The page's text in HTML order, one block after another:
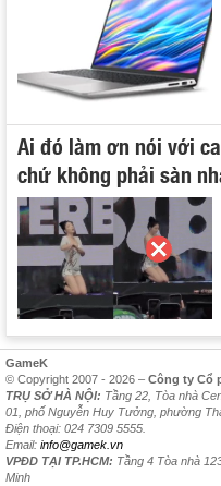
Ai đó làm ơn nói với
chứ không phải sàn
GameK
© Copyright 2007 - 2026 – Công ty Cổ
TRỤ SỞ HÀ NỘI: Tầng 22, Tòa nhà
01, phố Nguyễn Huy Tưởng, phường
Điện thoại: 024 7309 5555.
Email: info@gamek.vn
VPĐD TẠI TP.HCM: Tầng 4 Tòa nhà
Minh